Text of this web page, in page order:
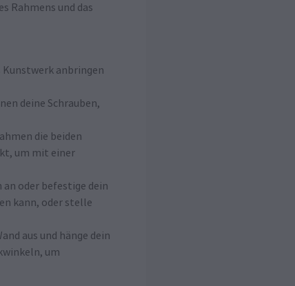
Rahmens und das
Kunstwerk anbringen
deine Schrauben,
die beiden
um mit einer
oder befestige dein
kann, oder stelle
aus und hänge dein
um